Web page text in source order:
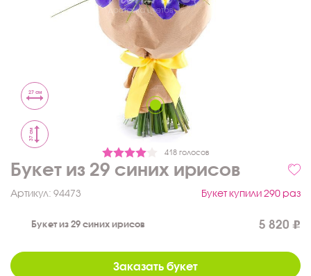
418 голосов
27 см
37 см
Букет из 29 синих ирисов
Артикул: 94473 Букет купили 290 раз
Букет из 29 синих ирисов 5 820
Заказать букет